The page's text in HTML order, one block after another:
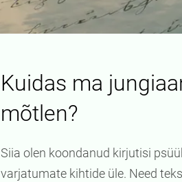
Kuidas ma
mõtlen?
Siia olen koondanud kirjutisi
varjatumate kihtide üle. Need